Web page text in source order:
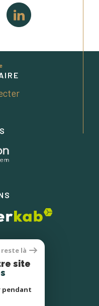
reste là
site
pendant